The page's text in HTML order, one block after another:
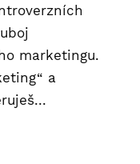
marketingu.
a